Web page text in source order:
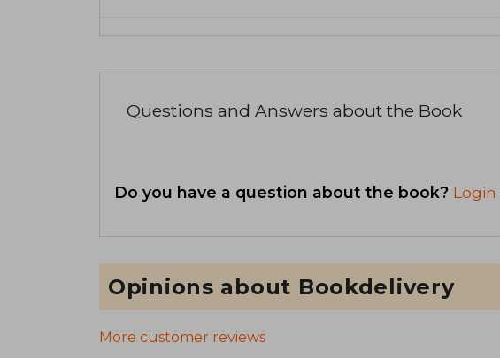
Questions and Answers about the Book
Do you have a question about the book? Login
Opinions about Bookdelivery
More customer reviews